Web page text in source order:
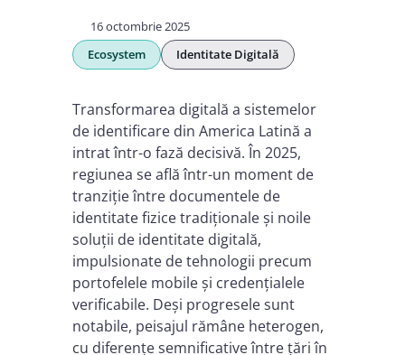
16 octombrie 2025
Ecosystem
Identitate Digitală
Transformarea digitală a sistemelor
de identificare din America Latină a
intrat într-o fază decisivă. În 2025,
regiunea se află într-un moment de
tranziție între documentele de
identitate fizice tradiționale și noile
soluții de identitate digitală,
impulsionate de tehnologii precum
portofelele mobile și credențialele
verificabile. Deși progresele sunt
notabile, peisajul rămâne heterogen,
cu diferențe semnificative între țări în